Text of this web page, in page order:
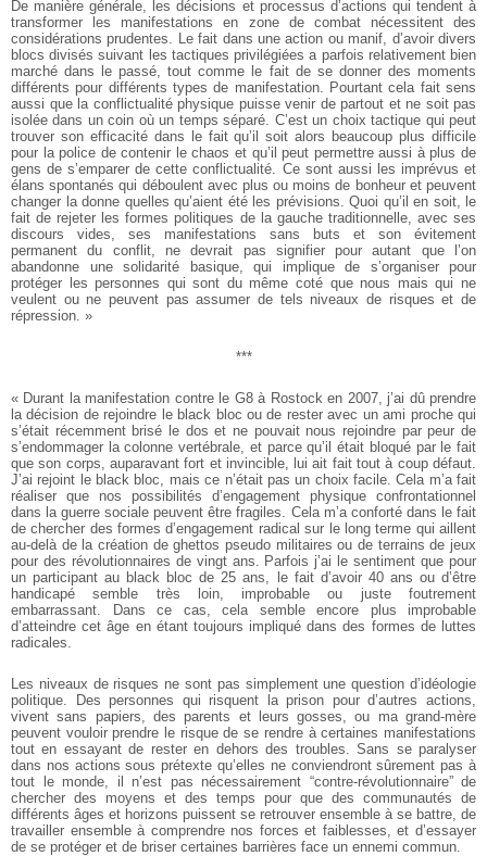
De manière générale, les décisions et processus d’actions qui tendent à
transformer les manifestations en zone de combat nécessitent des
considérations prudentes. Le fait dans une action ou manif, d’avoir divers
blocs divisés suivant les tactiques privilégiées a parfois relativement bien
marché dans le passé, tout comme le fait de se donner des moments
différents pour différents types de manifestation. Pourtant cela fait sens
aussi que la conflictualité physique puisse venir de partout et ne soit pas
isolée dans un coin où un temps séparé. C’est un choix tactique qui peut
trouver son efficacité dans le fait qu’il soit alors beaucoup plus difficile
pour la police de contenir le chaos et qu’il peut permettre aussi à plus de
gens de s’emparer de cette conflictualité. Ce sont aussi les imprévus et
élans spontanés qui déboulent avec plus ou moins de bonheur et peuvent
changer la donne quelles qu’aient été les prévisions. Quoi qu’il en soit, le
fait de rejeter les formes politiques de la gauche traditionnelle, avec ses
discours vides, ses manifestations sans buts et son évitement
permanent du conflit, ne devrait pas signifier pour autant que l’on
abandonne une solidarité basique, qui implique de s’organiser pour
protéger les personnes qui sont du même coté que nous mais qui ne
veulent ou ne peuvent pas assumer de tels niveaux de risques et de
répression. »
***
« Durant la manifestation contre le G8 à Rostock en 2007, j’ai dû prendre
la décision de rejoindre le black bloc ou de rester avec un ami proche qui
s’était récemment brisé le dos et ne pouvait nous rejoindre par peur de
s’endommager la colonne vertébrale, et parce qu’il était bloqué par le fait
que son corps, auparavant fort et invincible, lui ait fait tout à coup défaut.
J’ai rejoint le black bloc, mais ce n’était pas un choix facile. Cela m’a fait
réaliser que nos possibilités d’engagement physique confrontationnel
dans la guerre sociale peuvent être fragiles. Cela m’a conforté dans le fait
de chercher des formes d’engagement radical sur le long terme qui aillent
au-delà de la création de ghettos pseudo militaires ou de terrains de jeux
pour des révolutionnaires de vingt ans. Parfois j’ai le sentiment que pour
un participant au black bloc de 25 ans, le fait d’avoir 40 ans ou d’être
handicapé semble très loin, improbable ou juste foutrement
embarrassant. Dans ce cas, cela semble encore plus improbable
d’atteindre cet âge en étant toujours impliqué dans des formes de luttes
radicales.
Les niveaux de risques ne sont pas simplement une question d’idéologie
politique. Des personnes qui risquent la prison pour d’autres actions,
vivent sans papiers, des parents et leurs gosses, ou ma grand-mère
peuvent vouloir prendre le risque de se rendre à certaines manifestations
tout en essayant de rester en dehors des troubles. Sans se paralyser
dans nos actions sous prétexte qu’elles ne conviendront sûrement pas à
tout le monde, il n’est pas nécessairement “contre-révolutionnaire” de
chercher des moyens et des temps pour que des communautés de
différents âges et horizons puissent se retrouver ensemble à se battre, de
travailler ensemble à comprendre nos forces et faiblesses, et d’essayer
de se protéger et de briser certaines barrières face un ennemi commun.